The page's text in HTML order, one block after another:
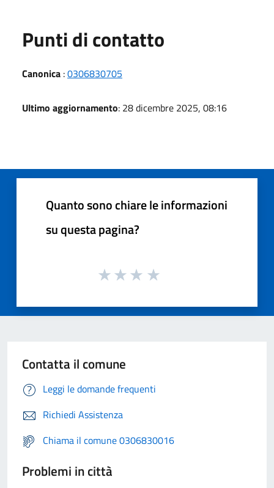
Punti di contatto
Canonica :0306830705
Ultimo aggiornamento: 28 dicembre 2025, 08:16
Quanto sono chiare le informazioni
su questa pagina?
Contatta il comune
Leggi le domande frequenti
Richiedi Assistenza
Chiama il comune 0306830016
Problemi in città